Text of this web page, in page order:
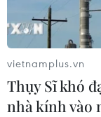
vietnamplus.vn
Thụy Sĩ khó
nhà kính vào